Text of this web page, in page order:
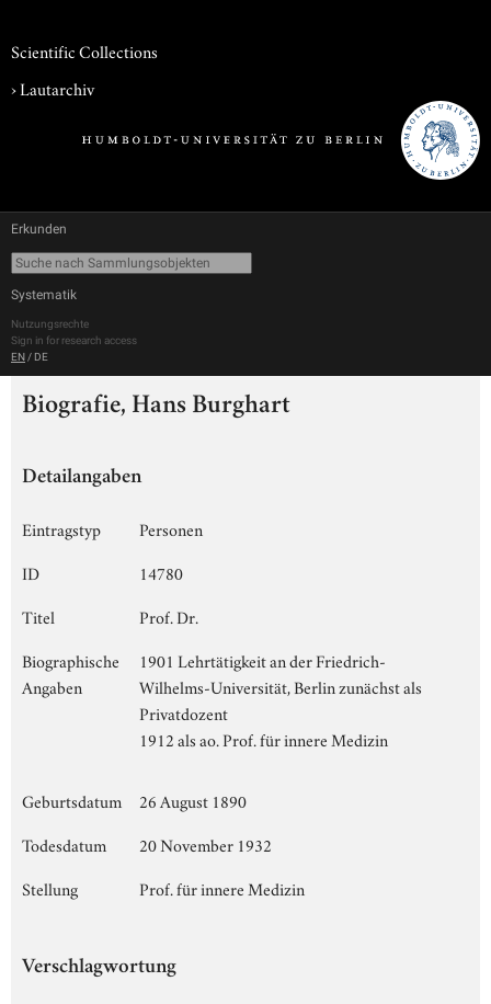
Scientific Collections
›Lautarchiv
Erkunden
Systematik
Nutzungsrechte
Sign in for research access
EN / DE
Biografie, Hans Burghart
Detailangaben
Eintragstyp
Personen
ID
14780
Titel
Prof. Dr.
Biographische
Angaben
1901 Lehrtätigkeit an der Friedrich-
Wilhelms-Universität, Berlin zunächst als
Privatdozent
1912 als ao. Prof. für innere Medizin
Geburtsdatum
26 August 1890
Todesdatum
20 November 1932
Stellung
Prof. für innere Medizin
Verschlagwortung